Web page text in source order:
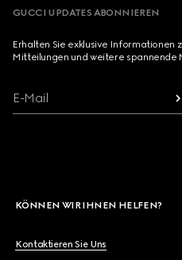
GUCCI UPDATES ABONNIEREN
Erhalten Sie exklusive Informationen
Mitteilungen und weitere spannende
E-Mail
KÖNNEN WIR IHNEN HELFEN?
Kontaktieren Sie Uns